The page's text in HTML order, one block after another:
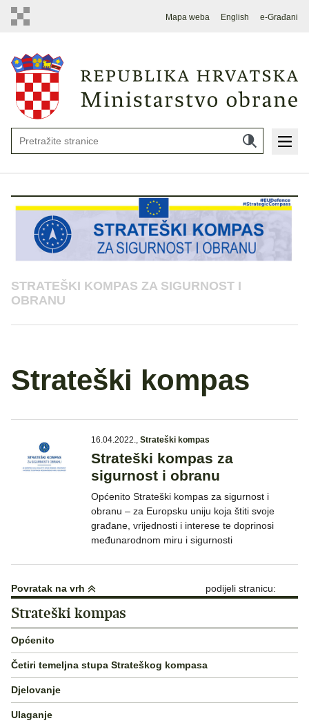
Mapa weba English e-Građani
STRATEŠKI KOMPAS ZA SIGURNOST I
OBRANU
Strateški kompas
16.04.2022., Strateški kompas
Strateški kompas za
sigurnost i obranu
Općenito Strateški kompas za sigurnost i
obranu – za Europsku uniju koja štiti svoje
građane, vrijednosti i interese te doprinosi
međunarodnom miru i sigurnosti
Povratak na vrh podijeli stranicu:
Strateški kompas
Općenito
Četiri temeljna stupa Strateškog kompasa
Djelovanje
Ulaganje